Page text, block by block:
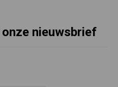
nieuwsbrief